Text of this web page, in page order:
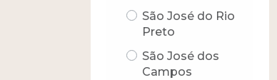
São José do Rio
Preto
São José dos
Campos